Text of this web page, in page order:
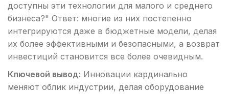
доступны эти технологии для малого и среднего
бизнеса?" Ответ: многие из них постепенно
интегрируются даже в бюджетные модели, делая
их более эффективными и безопасными, а возврат
инвестиций становится все более очевидным.
Ключевой вывод: Инновации кардинально
меняют облик индустрии, делая оборудование